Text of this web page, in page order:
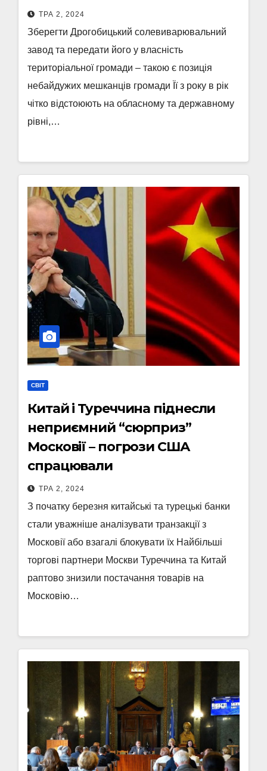
ТРА 2, 2024
Зберегти Дрогобицький солевиварювальний
завод та передати його у власність
територіальної громади – такою є позиція
небайдужих мешканців громади Її з року в рік
чітко відстоюють на обласному та державному
рівні,…
СВІТ
Китай і Туреччина піднесли
неприємний “сюрприз”
Московії – погрози США
спрацювали
ТРА 2, 2024
З початку березня китайські та турецькі банки
стали уважніше аналізувати транзакції з
Московії або взагалі блокувати їх Найбільші
торгові партнери Москви Туреччина та Китай
раптово знизили постачання товарів на
Московію…